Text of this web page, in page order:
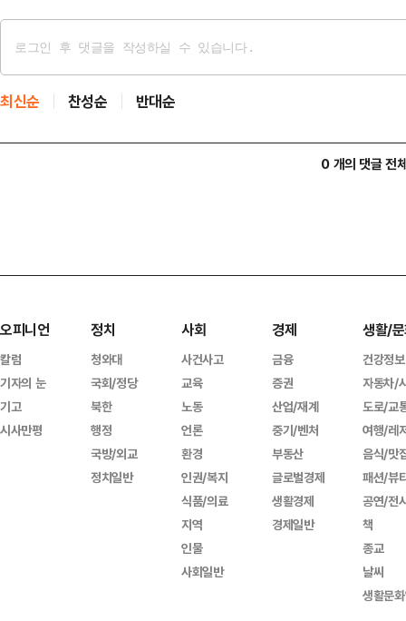
최신순 찬성순 반대순
0 개의 댓글 전
오피니언
칼럼
기자의 눈
기고
시사만평
정치
청와대
국회/정당
북한
행정
국방/외교
정치일반
사회
사건사고
교육
노동
언론
환경
인권/복지
식품/의료
지역
인물
사회일반
경제
금융
증권
산업/재계
중기/벤처
부동산
글로벌경제
생활경제
경제일반
생활/
건강정보
자동차/
도로/교
여행/레
음식/맛
패션/뷰
공연/전
책
종교
날씨
생활문